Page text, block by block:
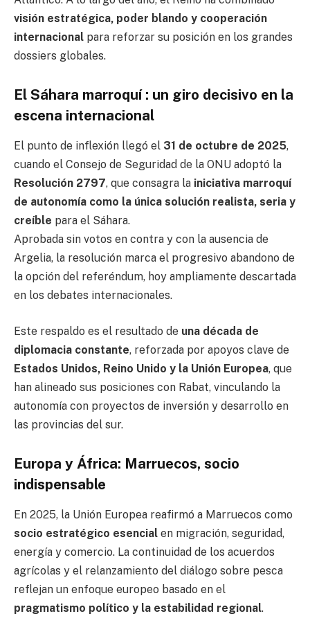
visión estratégica, poder blando y cooperación
internacional para reforzar su posición en los grandes
dossiers globales.
El Sáhara marroquí : un giro decisivo en la
escena internacional
El punto de inflexión llegó el 31 de octubre de 2025,
cuando el Consejo de Seguridad de la ONU adoptó la
Resolución 2797, que consagra la iniciativa marroquí
de autonomía como la única solución realista, seria y
creíble para el Sáhara.
Aprobada sin votos en contra y con la ausencia de
Argelia, la resolución marca el progresivo abandono de
la opción del referéndum, hoy ampliamente descartada
en los debates internacionales.
Este respaldo es el resultado de una década de
diplomacia constante, reforzada por apoyos clave de
Estados Unidos, Reino Unido y la Unión Europea, que
han alineado sus posiciones con Rabat, vinculando la
autonomía con proyectos de inversión y desarrollo en
las provincias del sur.
Europa y África: Marruecos, socio
indispensable
En 2025, la Unión Europea reafirmó a Marruecos como
socio estratégico esencial en migración, seguridad,
energía y comercio. La continuidad de los acuerdos
agrícolas y el relanzamiento del diálogo sobre pesca
reflejan un enfoque europeo basado en el
pragmatismo político y la estabilidad regional.